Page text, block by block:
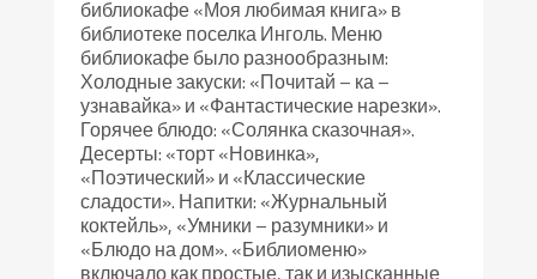
библиокафе «Моя любимая книга» в
библиотеке поселка Инголь. Меню
библиокафе было разнообразным:
Холодные закуски: «Почитай – ка –
узнавайка» и «Фантастические нарезки».
Горячее блюдо: «Солянка сказочная».
Десерты: «торт «Новинка»,
«Поэтический» и «Классические
сладости». Напитки: «Журнальный
коктейль», «Умники – разумники» и
«Блюдо на дом». «Библиоменю»
включало как простые, так и изысканные